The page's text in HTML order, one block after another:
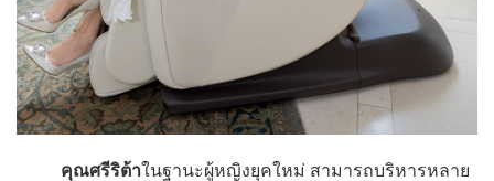
คุณศรีริต้าในฐานะผู้หญิงยุคใหม่ สามารถบริหารหลาย